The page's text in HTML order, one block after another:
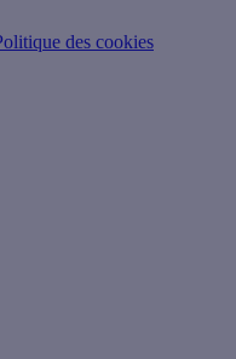
des cookies